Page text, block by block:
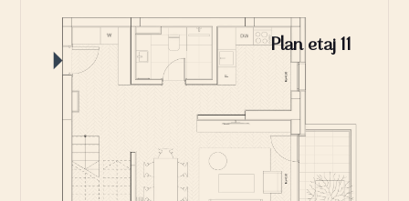
Plan etaj 11